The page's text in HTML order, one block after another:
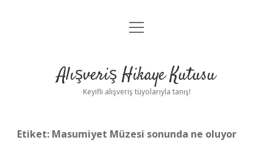
Anasayfa
Yasal Uyarı
menüyü
Alışveriş Hikaye Kutusu
Keyifli alışveriş tüyolarıyla tanış!
Etiket: Masumiyet Müzesi sonunda ne oluyor